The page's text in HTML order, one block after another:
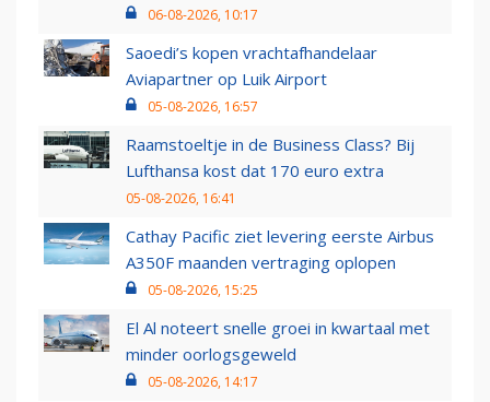
06-08-2026, 10:17
Saoedi’s kopen vrachtafhandelaar
Aviapartner op Luik Airport
05-08-2026, 16:57
Raamstoeltje in de Business Class? Bij
Lufthansa kost dat 170 euro extra
05-08-2026, 16:41
Cathay Pacific ziet levering eerste Airbus
A350F maanden vertraging oplopen
05-08-2026, 15:25
El Al noteert snelle groei in kwartaal met
minder oorlogsgeweld
05-08-2026, 14:17